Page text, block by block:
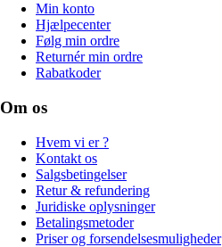
Min konto
Hjælpecenter
Følg min ordre
Returnér min ordre
Rabatkoder
Om os
Hvem vi er ?
Kontakt os
Salgsbetingelser
Retur & refundering
Juridiske oplysninger
Betalingsmetoder
Priser og forsendelsesmuligheder